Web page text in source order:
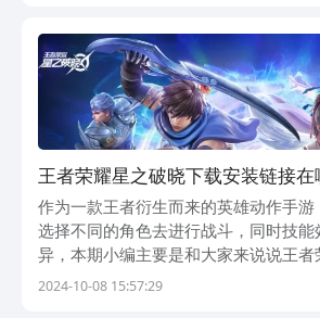
晓...
王者荣耀星之破晓下载安装链接
之破晓怎么下载
作为一款王者衍生而来的英雄动作手
选择不同的角色去进行战斗，同时技
异，本期小编主要是和大家来说说王
载，许多朋友表示想要抢先进入其中来
2024-10-08 15:57:29